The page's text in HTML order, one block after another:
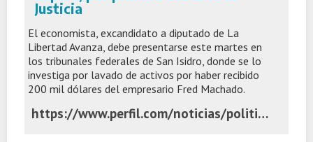
Justicia
El economista, excandidato a diputado de La
Libertad Avanza, debe presentarse este martes en
los tribunales federales de San Isidro, donde se lo
investiga por lavado de activos por haber recibido
200 mil dólares del empresario Fred Machado.
https://www.perfil.com/noticias/politica/espert-por-primera-vez-ante-la-justicia.phtml